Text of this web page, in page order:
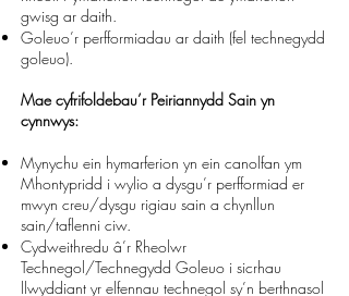
gwisg ar daith.
Goleuo’r perfformiadau ar daith (fel technegydd
goleuo).
Mae cyfrifoldebau’r Peiriannydd Sain yn
cynnwys:
Mynychu ein hymarferion yn ein canolfan ym
Mhontypridd i wylio a dysgu’r perfformiad er
mwyn creu/dysgu rigiau sain a chynllun
sain/taflenni ciw.
Cydweithredu â’r Rheolwr
Technegol/Technegydd Goleuo i sicrhau
llwyddiant yr elfennau technegol sy’n berthnasol